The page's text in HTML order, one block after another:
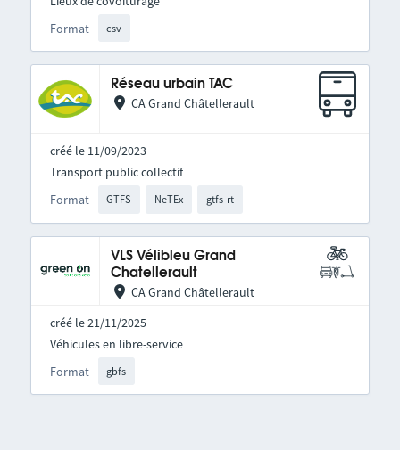
Format csv
Réseau urbain TAC
CA Grand Châtellerault
créé le 11/09/2023
Format GTFS NeTEx gtfs-rt
Transport public collectif
VLS Vélibleu Grand
Chatellerault
CA Grand Châtellerault
créé le 21/11/2025
Format gbfs
Véhicules en libre-service